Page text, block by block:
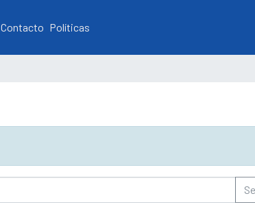
Contacto Políticas